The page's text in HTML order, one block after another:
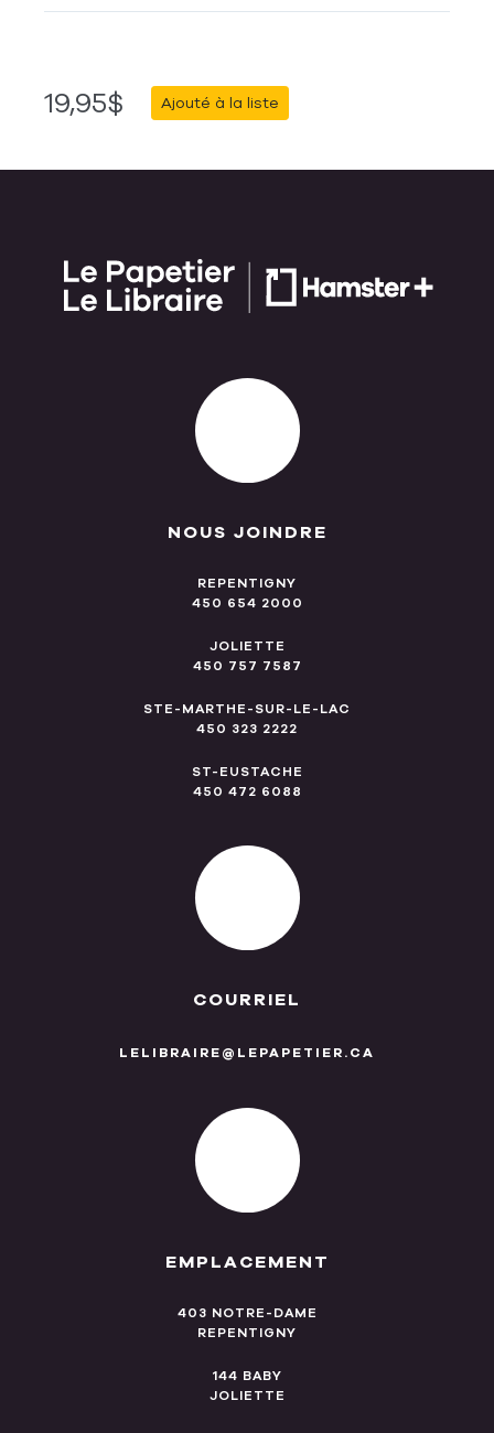
19,95$ Ajouté à la liste
NOUS JOINDRE
REPENTIGNY
450 654 2000
JOLIETTE
450 757 7587
STE-MARTHE-SUR-LE-LAC
450 323 2222
ST-EUSTACHE
450 472 6088
COURRIEL
LELIBRAIRE@LEPAPETIER.CA
EMPLACEMENT
403 NOTRE-DAME
REPENTIGNY
144 BABY
JOLIETTE